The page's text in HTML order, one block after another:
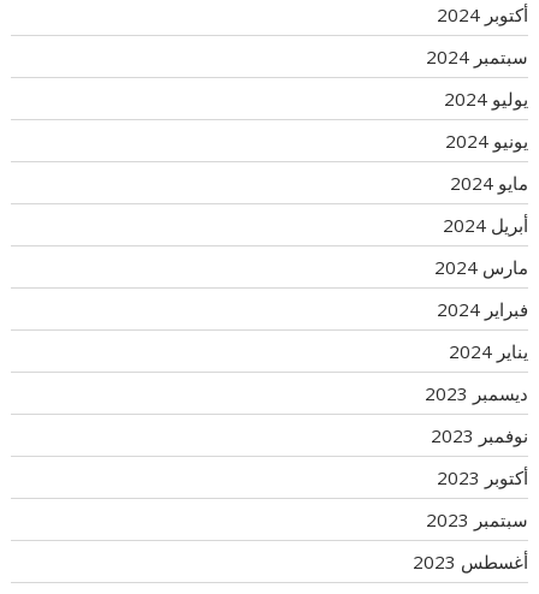
أكتوبر 2024
سبتمبر 2024
يوليو 2024
يونيو 2024
مايو 2024
أبريل 2024
مارس 2024
فبراير 2024
يناير 2024
ديسمبر 2023
نوفمبر 2023
أكتوبر 2023
سبتمبر 2023
أغسطس 2023